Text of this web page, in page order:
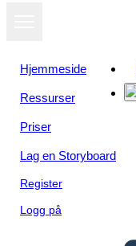
Hjemmeside
Ressurser
Priser
Lag en Storyboard
Register
Logg på
Vis som
lysbildefremvisning